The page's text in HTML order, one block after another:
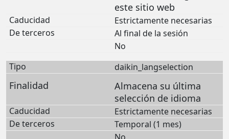
este sitio web
Estrictamente necesarias
Al final de la sesión
No
daikin_langselection
Almacena su última
selección de idioma
Estrictamente necesarias
Temporal (1 mes)